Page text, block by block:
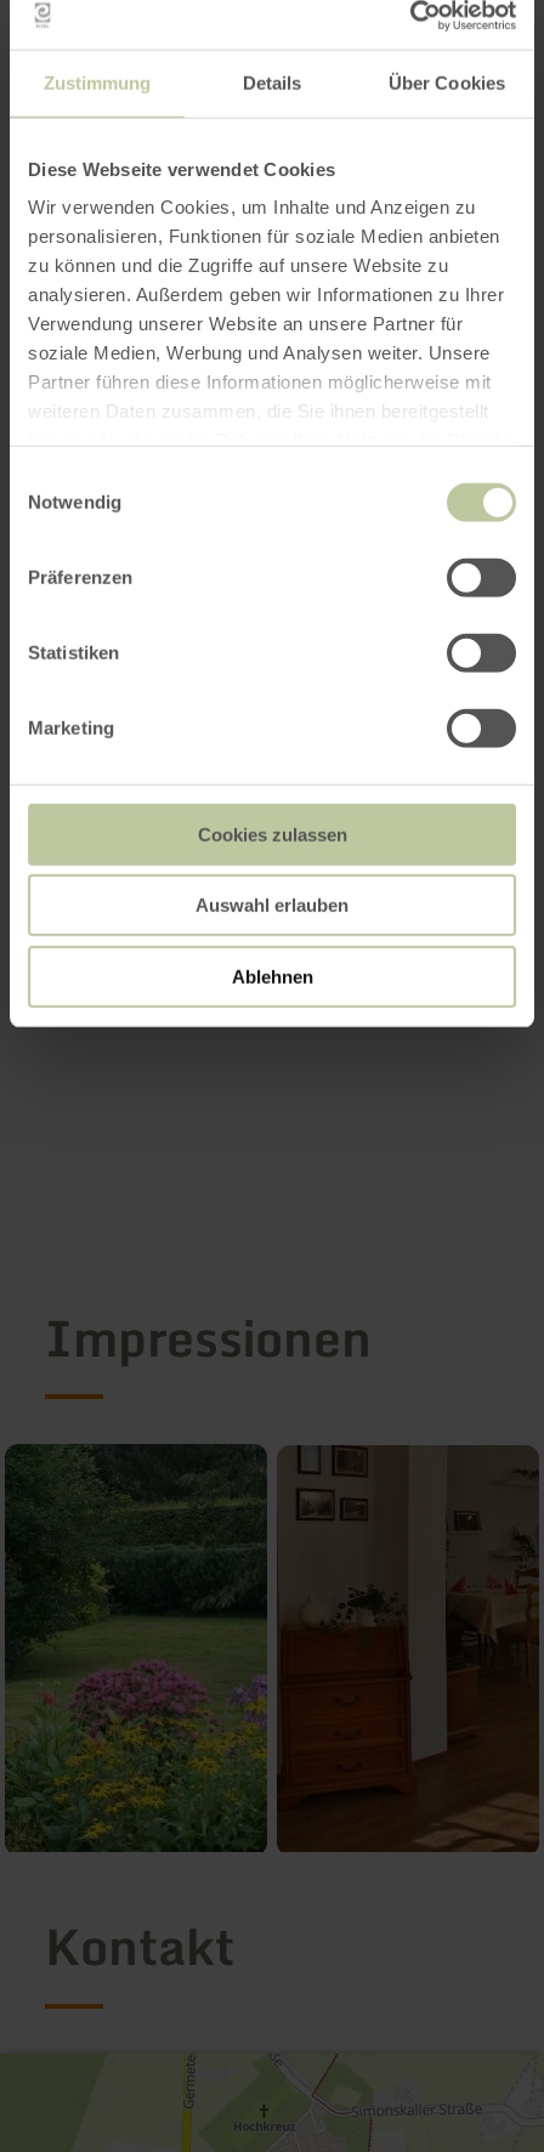
Zustimmung Details Über Cookies
Diese Webseite verwendet Cookies
Wir verwenden Cookies, um Inhalte und Anzeigen zu
personalisieren, Funktionen für soziale Medien anbieten
zu können und die Zugriffe auf unsere Website zu
analysieren. Außerdem geben wir Informationen zu Ihrer
Verwendung unserer Website an unsere Partner für
soziale Medien, Werbung und Analysen weiter. Unsere
Partner führen diese Informationen möglicherweise mit
weiteren Daten zusammen, die Sie ihnen bereitgestellt
Notwendig
Präferenzen
Statistiken
Marketing
Cookies zulassen
Auswahl erlauben
Ablehnen
Impressionen
Kontakt